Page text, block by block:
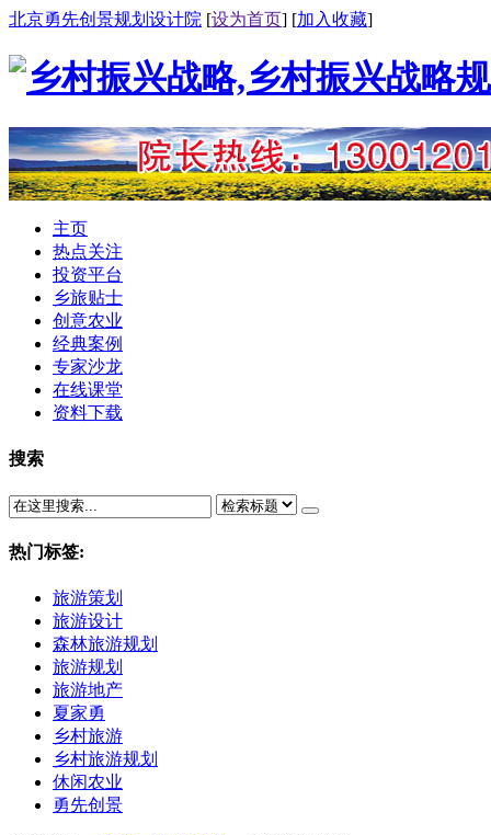
北京勇先创景规划设计院 [设为首页] [加入收藏]
主页
热点关注
投资平台
乡旅贴士
创意农业
经典案例
专家沙龙
在线课堂
资料下载
搜索
热门标签:
旅游策划
旅游设计
森林旅游规划
旅游规划
旅游地产
夏家勇
乡村旅游
乡村旅游规划
休闲农业
勇先创景